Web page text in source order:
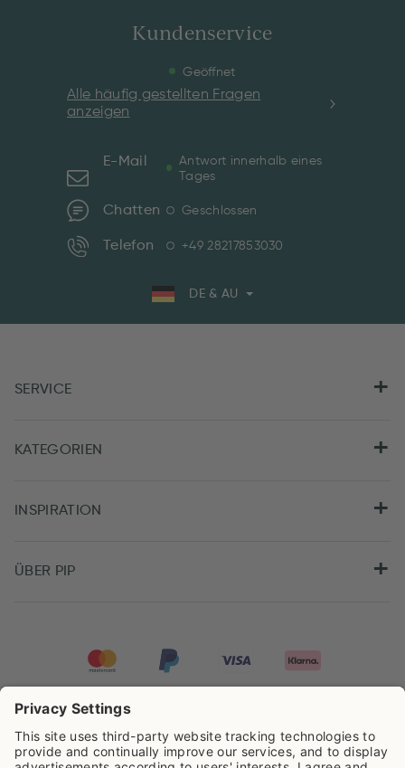
Kundenservice
Geöffnet
Alle häufig gestellten Fragen
anzeigen
E-Mail
Antwort innerhalb eines
Tages
Chatten Geschlossen
Telefon +49 28217853030
DE & AU
SERVICE
KATEGORIEN
INSPIRATION
ÜBER PIP